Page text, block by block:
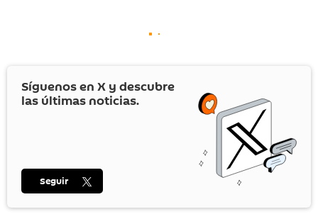
Síguenos en X y descubre
las últimas noticias.
Seguir